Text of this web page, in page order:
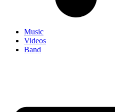
Music
Videos
Band